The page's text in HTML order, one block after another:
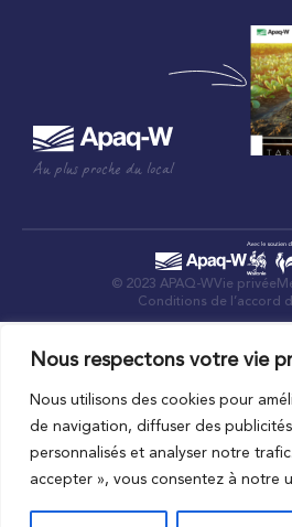
Nous respectons votre vie
Nous utilisons des cookies pour
de navigation, diffuser des
personnalisés et analyser notre
accepter », vous consentez à notre
Au plus proche du local
© 2023 APAQ-WVie privée
Conditions de l’accord